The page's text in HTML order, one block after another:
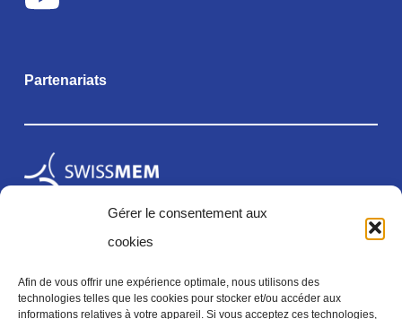
Gérer le consentement aux
cookies
Afin de vous offrir une expérience optimale, nous utilisons des
technologies telles que les cookies pour stocker et/ou accéder aux
informations relatives à votre appareil. Si vous acceptez ces technologies,
Partenariats